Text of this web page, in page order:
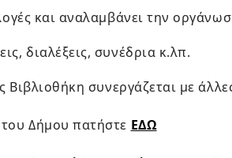
και αναλαμβάνει την
διαλέξεις, συνέδρια κ.λπ.
Βιβλιοθήκη συνεργάζεται με
Δήμου πατήστε ΕΔΩ